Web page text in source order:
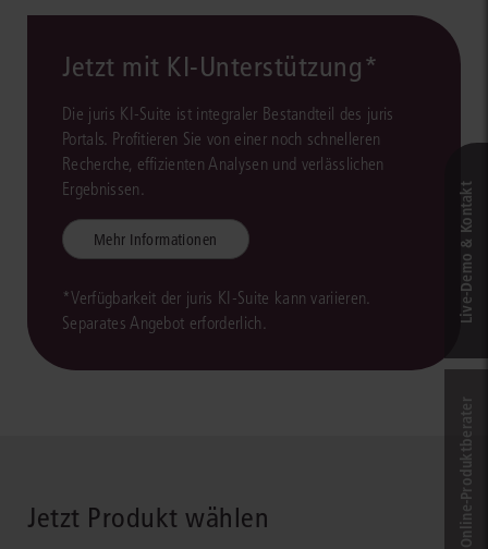
Jetzt mit KI-Unterstützung*
Die juris KI-Suite ist integraler Bestandteil des juris
Portals. Profitieren Sie von einer noch schnelleren
Recherche, effizienten Analysen und verlässlichen
Ergebnissen.
Mehr Informationen
*Verfügbarkeit der juris KI-Suite kann variieren.
Separates Angebot erforderlich.
Jetzt Produkt wählen
Live‑Demo & Kontakt
Online-Produkt­berater